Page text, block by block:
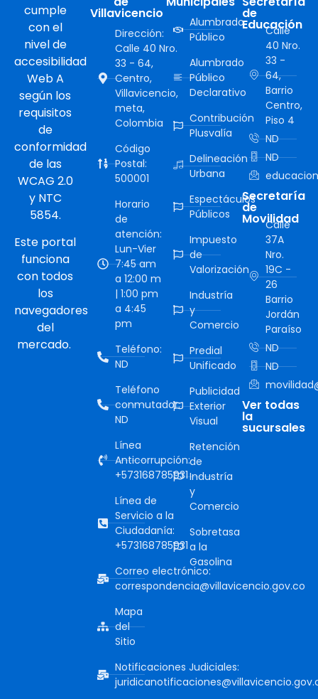
cumple
con el
nivel de
accesibilidad
Web A
según los
requisitos
de
conformidad
de las
WCAG 2.0
y NTC
5854.
Este portal
funciona
con todos
los
navegadores
del
mercado.
Villavicencio
Dirección:
Calle 40 Nro.
33 - 64,
Centro,
Villavicencio,
meta,
Colombia
Código
Postal:
500001
Horario
de
atención:
Lun-Vier
7:45 am
a 12:00 m
| 1:00 pm
a 4:45
pm
Teléfono:
ND
Teléfono
conmutador:
ND
Línea
Anticorrupción:
+573168785931
Línea de
Servicio a la
Ciudadanía:
+573168785931
Correo electrónico:
correspondencia@villavicencio.gov.co
Mapa
del
Sitio
Notificaciones Judiciales:
Alumbrado
Público
Alumbrado
Público
Declarativo
Contribución
Plusvalía
Delineación
Urbana
Espectáculos
Públicos
Impuesto
de
Valorización
Industría
y
Comercio
Predial
Unificado
Publicidad
Exterior
Visual
Retención
de
Industría
y
Comercio
Sobretasa
a la
Gasolina
de
Educación
Calle
40 Nro.
33 -
64,
Barrio
Centro,
Piso 4
ND
ND
Secretaría
de
Movilidad
Calle
37A
Nro.
19C -
26
Barrio
Jordán
Paraíso
ND
ND
Ver todas
la
sucursales